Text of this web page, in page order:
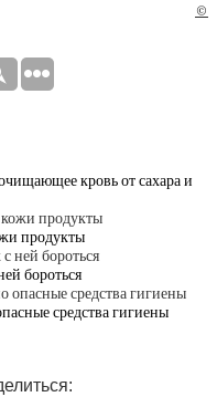
©
кровь от сахара и
продукты
бороться
средства гигиены